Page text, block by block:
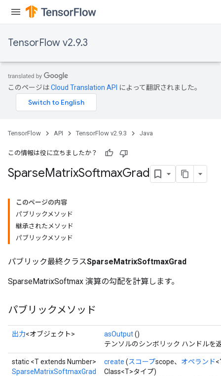
TensorFlow v2.9.3
このページはCloud Translation API によって翻訳されました。
TensorFlow API TensorFlow v2.9.3 Java
この情報は役に立ちましたか？
SparseMatrixSoftmaxGrad
このページの内容
パブリックメソッド
継承されたメソッド
パブリックメソッド
パブリック最終クラスSparseMatrixSoftmaxGrad
SparseMatrixSoftmax 演算の勾配を計算します。
パブリックメソッド
出力<オブジェクト> asOutput()
テンソルのシンボリック ハンドルを
static <T extends Number>
SparseMatrixSoftmaxGrad
create (スコープscope、 オペランド
Class<T>タイプ)